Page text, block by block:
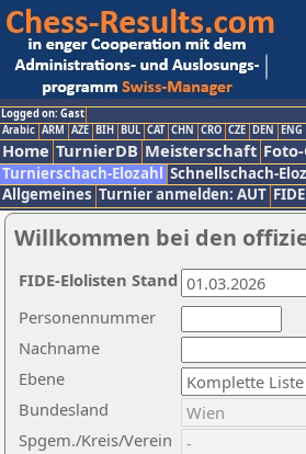
Logged on: Gast
Arabic ARM AZE BIH BUL CAT CHN CRO CZE DEN ENG
Home TurnierDB Meisterschaft
Turnierschach-Elozahl Schnellschach-
Allgemeines Turnier anmelden: AUT FIDE
Willkommen bei den
Nachname
Ebene
Personennummer
Bundesland
Spgem./Kreis/Verein
FIDE-Elolisten Stand